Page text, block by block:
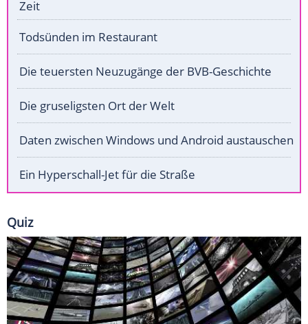
Zeit
Todsünden im Restaurant
Die teuersten Neuzugänge der BVB-Geschichte
Die gruseligsten Ort der Welt
Daten zwischen Windows und Android austauschen
Ein Hyperschall-Jet für die Straße
Quiz